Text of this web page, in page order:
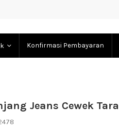
Konfirmasi Pembayaran
Jeans Cewek Tara